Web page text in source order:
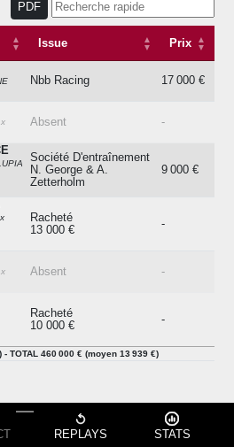
PDF
Issue
Prix
Nbb Racing 17 000 €
Absent -
Société D'entraînement
N. George & A.
Zetterholm
9 000 €
Racheté
13 000 €
-
Absent -
Racheté
10 000 €
-
x
Nicolas Godefroy 11 000 €
- TOTAL 460 000 € (moyen 13 939 €)
REPLAYS STATS